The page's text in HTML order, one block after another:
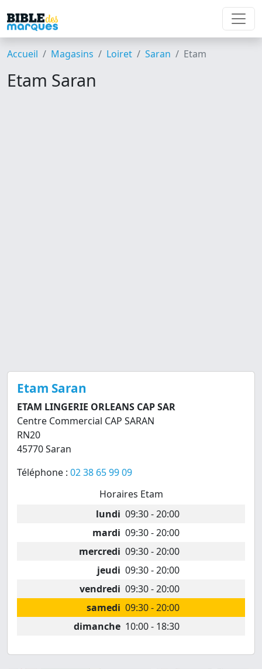
Accueil Magasins Loiret Saran Etam
Etam Saran
Etam Saran
ETAM LINGERIE ORLEANS CAP SAR
Centre Commercial CAP SARAN
RN20
45770 Saran
Téléphone : 02 38 65 99 09
Horaires Etam
lundi 09:30 - 20:00
mardi 09:30 - 20:00
mercredi 09:30 - 20:00
jeudi 09:30 - 20:00
vendredi 09:30 - 20:00
samedi 09:30 - 20:00
dimanche 10:00 - 18:30